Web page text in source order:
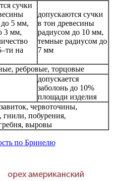
сучки
5 мм,
3 мм,
на
допускаются сучки
в тон древесины
радиусом до 10 мм,
темные радиусом до
7 мм
ребровые, торцовые
допускается
заболонь до 10%
площади изделия
червоточины,
побурения,
выровы
по Бринелю